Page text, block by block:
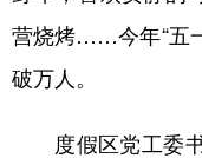
营烧烤……今年“五
破万人。
度假区党工委书